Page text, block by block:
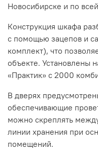
Новосибирске и по
Конструкция шкафа
с помощью зацепов и
комплект), что
объекте. Установлены
«Практик» с 2000
В дверях
обеспечивающие
можно скреплять
линии хранения при
помещений.